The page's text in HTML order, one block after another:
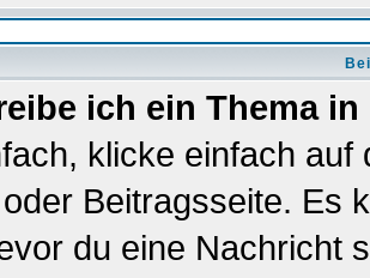
ich ein Thema
klicke einfach
Beitragsseite. Es
du eine Nachricht